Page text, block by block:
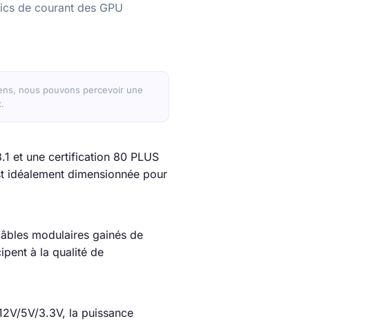
de courant des GPU
nous pouvons percevoir une
et une certification 80 PLUS
idéalement dimensionnée pour
modulaires gainés de
à la qualité de
5V/3.3V, la puissance